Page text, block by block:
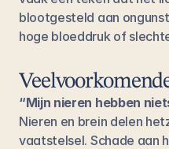
blootgesteld aan
hoge bloeddruk of
“Mijn nieren hebben
Nieren en brein delen
vaatstelsel. Schade aan